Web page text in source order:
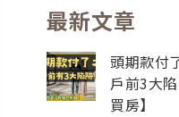
b
o
o
k
e
最新文章
頭期款付
戶前3大
買房】